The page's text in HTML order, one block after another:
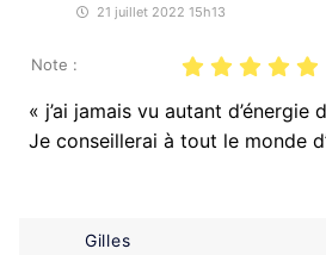
21 juillet 2022 15h13
Note :
« j’ai jamais vu autant d’énergie
Je conseillerai à tout le monde
Gilles